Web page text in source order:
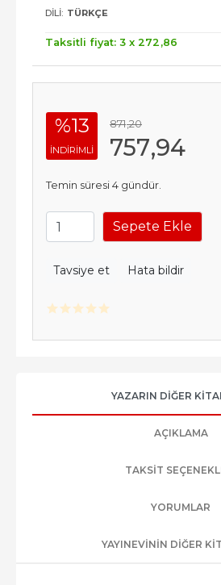
DILI: TÜRKÇE
Taksitli fiyat: 3 x 272 ,86
%13
INDIRIMLI
871,20
757,94
Temin süresi 4 gündür.
Sepete Ekle
Tavsiye et Hata bildir
YAZARIN DIĞER
AÇIKLAMA
TAKSIT
YORUMLAR
YAYINEVININ DIĞER